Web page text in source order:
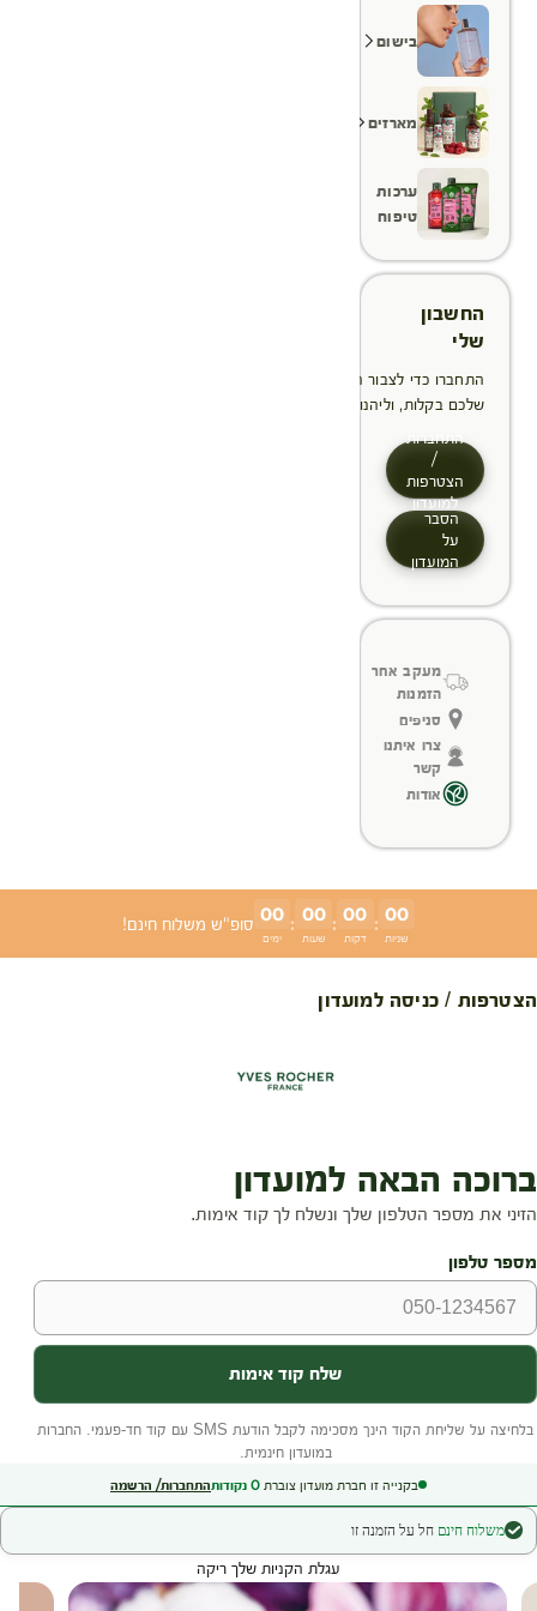
בישום
מארזים
ערכות
טיפוח
החשבון
שלי
התחברו כדי לצבור הטבות, לנהל ולעקוב אחר ההזמנות
שלכם בקלות, וליהנות מתהליך תשלום מהיר יותר
התחברות
/
הצטרפות
למועדון
הסבר
על
המועדון
מעקב אחר
הזמנות
סניפים
צרו איתנו
קשר
אודות
00
ימים
: 00
שעות
: 00
דקות
: 00
שניות
סופ"ש משלוח חינם!
הצטרפות / כניסה למועדון
בקנייה זו חברת מועדון צוברת 0 נקודותהתחברות/ הרשמה
משלוח חינם חל על הזמנה זו
עגלת הקניות שלך ריקה